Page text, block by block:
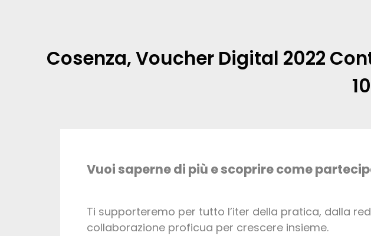
Cosenza, Voucher Digital 2022
Vuoi saperne di più e scoprire come
Ti supporteremo per tutto l’iter della pratica, dalla
collaborazione proficua per crescere insieme.